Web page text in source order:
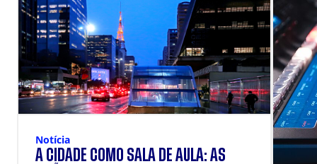
Notícia
A CIDADE COMO SALA DE AULA: AS